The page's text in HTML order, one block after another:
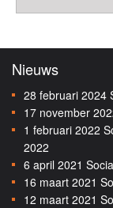
Nieuws
28 februari 2024
17 november
1 februari 2022
2022
6 april 2021
16 maart 2021
12 maart 2021